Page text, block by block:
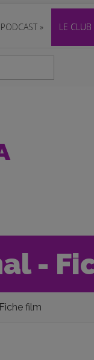
PODCAST » LE CLUB
-
film